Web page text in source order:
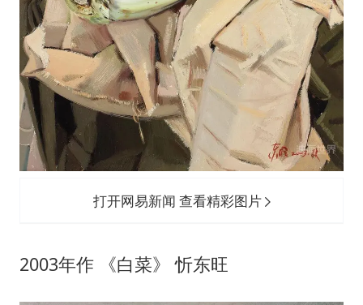
打开网易新闻 查看精彩图片
2003年作 《白菜》 忻东旺